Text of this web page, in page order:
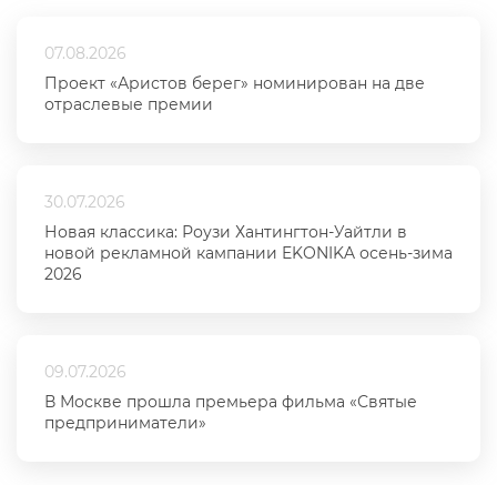
07.08.2026
Проект «Аристов берег» номинирован на две
отраслевые премии
30.07.2026
Новая классика: Роузи Хантингтон-Уайтли в
новой рекламной кампании EKONIKA осень-зима
2026
09.07.2026
В Москве прошла премьера фильма «Святые
предприниматели»